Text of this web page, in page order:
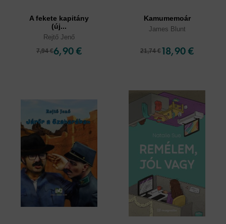
A fekete kapitány
(új...
Rejtő Jenő
7,94 €6,90 €
Kamumemoár
James Blunt
21,74 €18,90 €